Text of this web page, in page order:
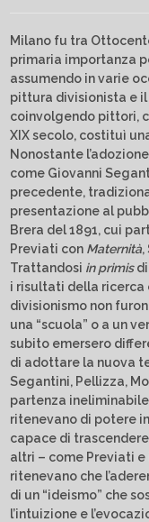
Milano fu tra
primaria importanza
assumendo in varie
pittura divisionista e
coinvolgendo pittori,
XIX secolo, costituì
Nonostante
come Giovanni
precedente,
presentazione al
Brera del 1891, cui
Previati con Maternità,
Trattandosi in primisdi
i risultati della ricerca
divisionismo non
una “scuola” o a un
subito emersero
di adottare la nuova
Segantini, Pellizza,
partenza
ritenevano di potere
capace di
altri – come Previati
ritenevano che
di un “ideismo” che
l’intuizione e